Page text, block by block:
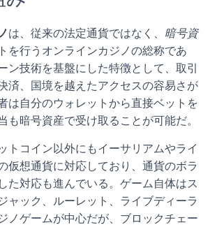
は、従来の法定通貨ではなく、 暗号資
を行うオンラインカジノの総称であ
ン技術を基盤にした特徴として、取引
済、国境を越えたアクセスの容易さが
は自分のウォレットから直接ベットを
も暗号資産で受け取ることが可能だ。
トコイン以外にもイーサリアムやライ
仮想通貨に対応しており、通貨のボラ
た対応も進んでいる。ゲーム自体はス
ャック、ルーレット、ライブディーラ
ノゲームが中心だが、ブロックチェー